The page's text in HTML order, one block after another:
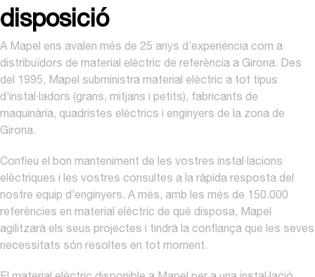
disposició
A Mapel ens avalen més de 25 anys d’experiència com a
distribuïdors de material elèctric de referència a Girona. Des
del 1995, Mapel subministra material elèctric a tot tipus
d’instal·ladors (grans, mitjans i petits), fabricants de
maquinària, quadristes elèctrics i enginyers de la zona de
Girona.
Confieu el bon manteniment de les vostres instal·lacions
elèctriques i les vostres consultes a la ràpida resposta del
nostre equip d’enginyers. A més, amb les més de 150.000
referències en material elèctric de què disposa, Mapel
agilitzarà els seus projectes i tindrà la confiança que les seves
necessitats són resoltes en tot moment.